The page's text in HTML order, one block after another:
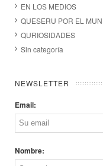
EN LOS MEDIOS
QUESERU POR EL
QURIOSIDADES
Sin categoría
NEWSLETTER
Email:
Nombre: